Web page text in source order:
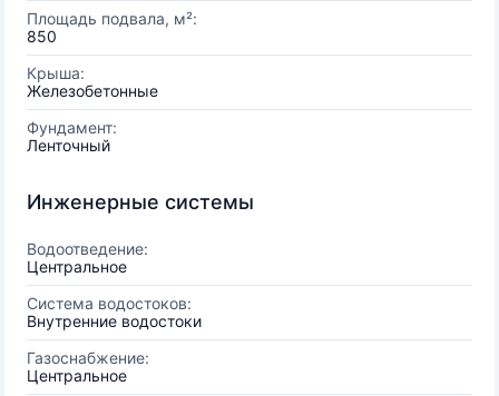
Площадь подвала, м²:
850
Крыша:
Железобетонные
Фундамент:
Ленточный
Инженерные системы
Водоотведение:
Центральное
Система водостоков:
Внутренние водостоки
Газоснабжение:
Центральное